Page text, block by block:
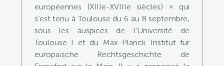
européennes (XIIIe-XVIIIe siècles) » qui
s’est tenu à Toulouse du 6 au 8 septembre,
sous les auspices de l’Université de
Toulouse I et du Max-Planck Institut für
europaïsche Rechtsgeschichte de